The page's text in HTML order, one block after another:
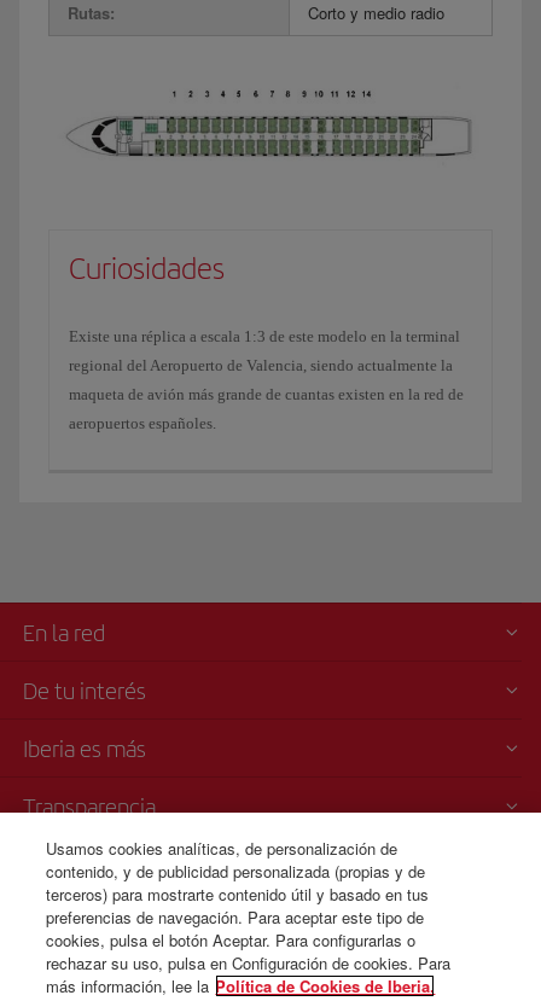
Rutas:
Corto y medio radio
Curiosidades
Existe una réplica a escala 1:3 de este modelo en la terminal
regional del Aeropuerto de Valencia, siendo actualmente la
maqueta de avión más grande de cuantas existen en la red de
aeropuertos españoles.
En la red
De tu interés
Iberia es más
Transparencia
Venta telefónica de billetes
+54 11 5354 8125
Teléfono desde Argentina
Lunes a Domingo 00:00 - 24:00 horas ( español e inglés).
Usamos cookies analíticas, de personalización de
contenido, y de publicidad personalizada (propias y de
terceros) para mostrarte contenido útil y basado en tus
preferencias de navegación. Para aceptar este tipo de
cookies, pulsa el botón Aceptar. Para configurarlas o
rechazar su uso, pulsa en Configuración de cookies. Para
más información, lee la Política de Cookies de Iberia.